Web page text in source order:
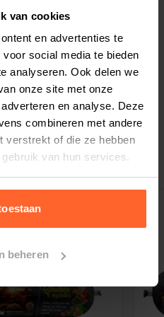
van cookies
en advertenties te
social media te bieden
analyseren. Ook delen we
onze site met onze
en analyse. Deze
combineren met andere
verstrekt of die ze hebben
van hun services.
beheren
met
bevatten veilige
garanderen dat uw
voeding krijgt. De
en groenten zorgt
voldoende
conditie.
mix (garnalen en
basilicum en salie
behoud van een
instellen